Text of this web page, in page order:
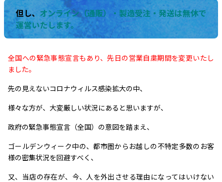
但し、オンライン（通販）・製造受注・発送は無休で
運営いたします。
全国への緊急事態宣言もあり、先日の営業自粛期間を変更いたし
ました。
先の見えないコロナウィルス感染拡大の中、
様々な方が、大変厳しい状況にあると思いますが、
政府の緊急事態宣言（全国）の意図を踏まえ、
ゴールデンウィーク中の、都市圏からお越しの不特定多数のお客
様の密集状況を回避すべく、
又、当店の存在が、今、人を外出させる理由になってはいけない